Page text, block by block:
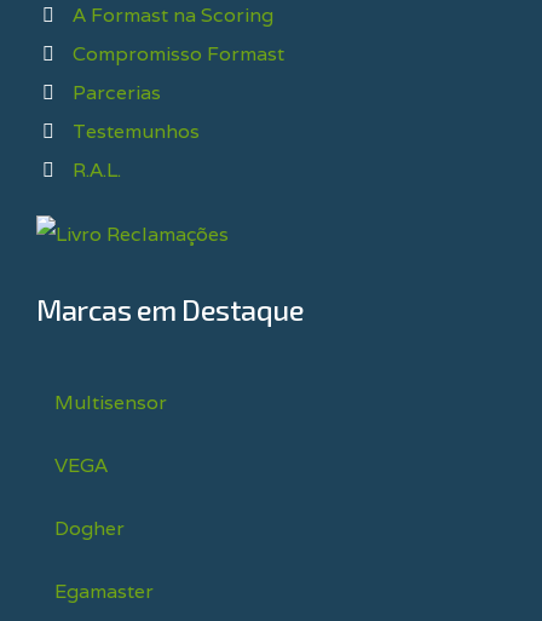
A Formast na Scoring
Compromisso Formast
Parcerias
Testemunhos
R.A.L.
Marcas em Destaque
Multisensor
VEGA
Dogher
Egamaster